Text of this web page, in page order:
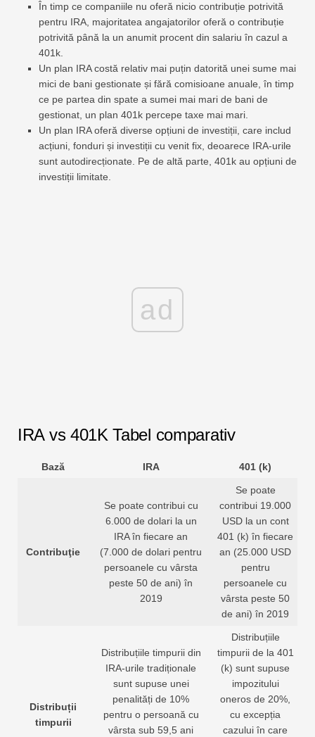
În timp ce companiile nu oferă nicio contribuție potrivită
pentru IRA, majoritatea angajatorilor oferă o contribuție
potrivită până la un anumit procent din salariu în cazul a
401k.
Un plan IRA costă relativ mai puțin datorită unei sume mai
mici de bani gestionate și fără comisioane anuale, în timp
ce pe partea din spate a sumei mai mari de bani de
gestionat, un plan 401k percepe taxe mai mari.
Un plan IRA oferă diverse opțiuni de investiții, care includ
acțiuni, fonduri și investiții cu venit fix, deoarece IRA-urile
sunt autodirecționate. Pe de altă parte, 401k au opțiuni de
investiții limitate.
ad
IRA vs 401K Tabel comparativ
Bază IRA 401 (k)
Contribuţie
Se poate contribui cu
6.000 de dolari la un
IRA în fiecare an
(7.000 de dolari pentru
persoanele cu vârsta
peste 50 de ani) în
2019
Se poate
contribui 19.000
USD la un cont
401 (k) în fiecare
an (25.000 USD
pentru
persoanele cu
vârsta peste 50
de ani) în 2019
Distribuții
timpurii
Distribuțiile timpurii din
IRA-urile tradiționale
sunt supuse unei
penalități de 10%
pentru o persoană cu
vârsta sub 59,5 ani
Distribuțiile
timpurii de la 401
(k) sunt supuse
impozitului
oneros de 20%,
cu excepția
cazului în care